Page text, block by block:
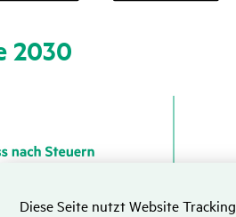
2030